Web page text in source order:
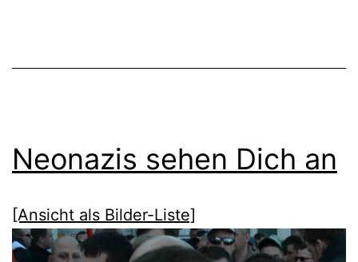
Neonazis sehen Dich an
[Ansicht als Bilder-Liste]